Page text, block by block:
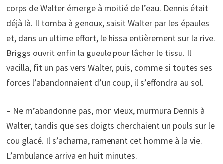
corps de Walter émerge à moitié de l’eau. Dennis était
déjà là. Il tomba à genoux, saisit Walter par les épaules
et, dans un ultime effort, le hissa entièrement sur la rive.
Briggs ouvrit enfin la gueule pour lâcher le tissu. Il
vacilla, fit un pas vers Walter, puis, comme si toutes ses
forces l’abandonnaient d’un coup, il s’effondra au sol.
– Ne m’abandonne pas, mon vieux, murmura Dennis à
Walter, tandis que ses doigts cherchaient un pouls sur le
cou glacé. Il s’acharna, ramenant cet homme à la vie.
L’ambulance arriva en huit minutes.